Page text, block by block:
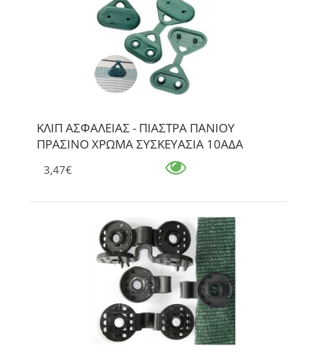
ΚΛΙΠ ΑΣΦΑΛΕΙΑΣ - ΠΙΑΣΤΡΑ ΠΑΝΙΟΥ
ΠΡΑΣΙΝΟ ΧΡΩΜΑ ΣΥΣΚΕΥΑΣΙΑ 10ΑΔΑ
3,47€